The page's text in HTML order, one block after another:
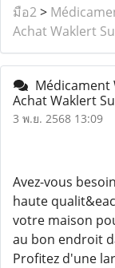
มือ2>
Achat Waklert
Médicament
Achat Waklert
3 พ.ย. 2568 13:09
Avez-vous
haute
votre maison
au bon endroit
Profitez d'une